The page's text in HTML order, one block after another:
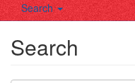
Search
Search